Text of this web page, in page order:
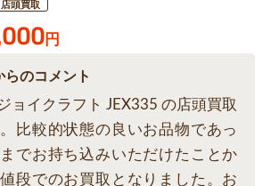
店頭買取
円
のコメント
ョイクラフト JEX335 の店頭買取
比較的状態の良いお品物であっ
でお持ち込みいただけたことか
段でのお買取となりました。お